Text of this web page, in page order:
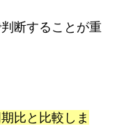
断することが重
比と比較しま